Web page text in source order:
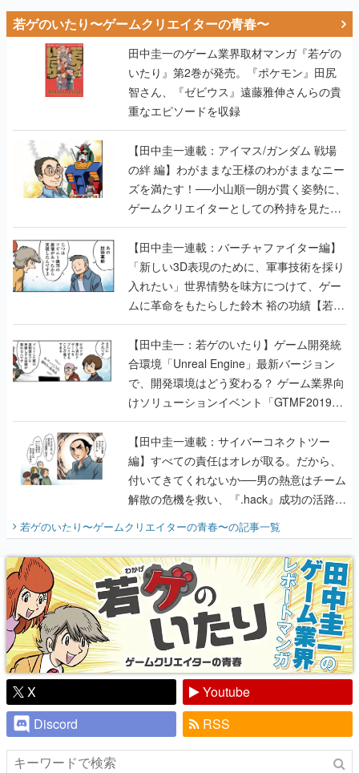
若ゲのいたり〜ゲームクリエイターの青春〜
田中圭一のゲーム業界取材マンガ『若ゲの
いたり』第2巻が発売。『ポケモン』田尻
智さん、『ゼビウス』遠藤雅伸さんらの貴
重なエピソードを収録
【田中圭一連載：アイマス/ガンダム 戦場
の絆 編】わがままな王様のわがままなニー
ズを満たす！──小山順一朗が貫く姿勢に、
ゲームクリエイターとしての矜持を見た
【若ゲのいたり最終回】
【田中圭一連載：バーチャファイター編】
「新しい3D表現のために、軍事技術を採り
入れたい」世界情勢を味方につけて、ゲー
ムに革命をもたらした鈴木 裕の功績【若ゲ
のいたり】
【田中圭一：若ゲのいたり】ゲーム開発統
合環境「Unreal Engine」最新バージョン
で、開発環境はどう変わる？ ゲーム業界向
けソリューションイベント「GTMF2019」
に行って、より理解を深めよう【PR】
【田中圭一連載：サイバーコネクトツー
編】すべての責任はオレが取る。だから、
付いてきてくれないか──男の熱意はチーム
解散の危機を救い、『.hack』成功の活路を
開く。業界の快男児・松山 洋に流れる血は
『少年ジャンプ』色だった【若ゲのいた
り】
若ゲのいたり〜ゲームクリエイターの青春〜の記事一覧
X
Youtube
Discord
RSS